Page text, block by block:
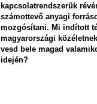
kapcsolatrendszerük
számottevő anyagi
mozgósítani. Mi indított
magyarországi
vesd bele magad
idején?